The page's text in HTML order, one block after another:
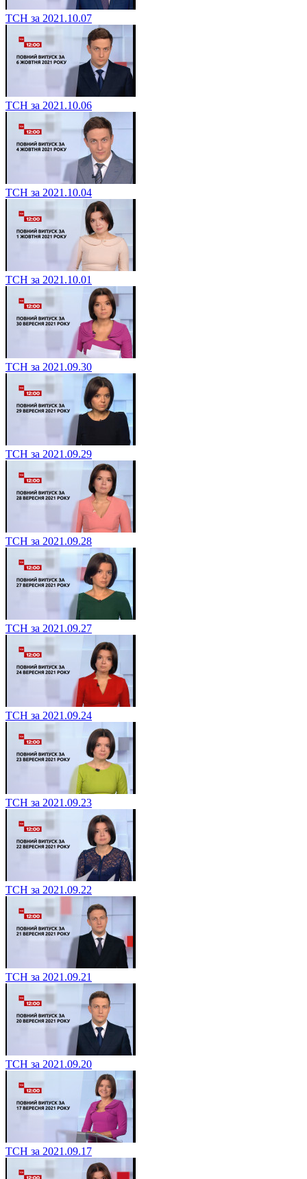
ТСН за 2021.10.07
ТСН за 2021.10.06
ТСН за 2021.10.04
ТСН за 2021.10.01
ТСН за 2021.09.30
ТСН за 2021.09.29
ТСН за 2021.09.28
ТСН за 2021.09.27
ТСН за 2021.09.24
ТСН за 2021.09.23
ТСН за 2021.09.22
ТСН за 2021.09.21
ТСН за 2021.09.20
ТСН за 2021.09.17